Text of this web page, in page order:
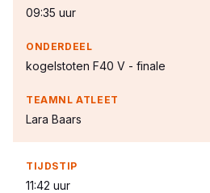
09:35 uur
kogelstoten F40 V - finale
Lara Baars
11:42 uur